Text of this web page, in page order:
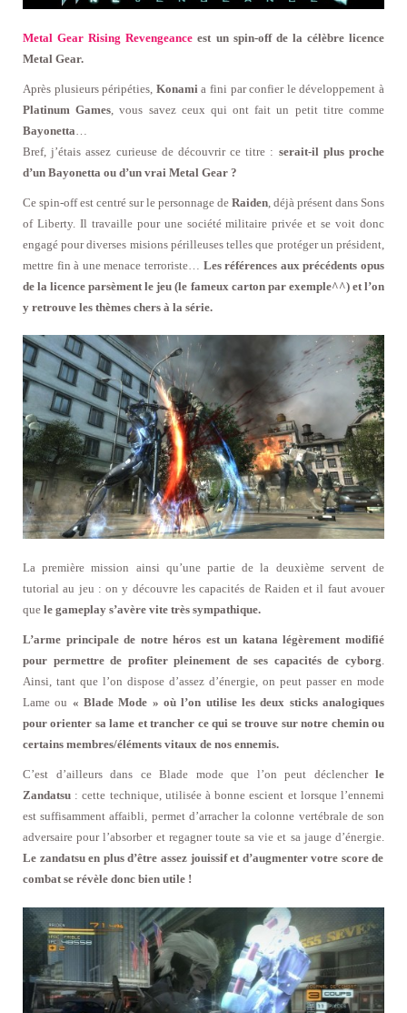
Metal Gear Rising Revengeance est un spin-off de la célèbre licence
Metal Gear.
Après plusieurs péripéties, Konami a fini par confier le développement à
Platinum Games , vous savez ceux qui ont fait un petit titre comme
Bayonetta
Bref, j’étais assez curieuse de découvrir ce titre : serait-il plus proche
d’un Bayonetta ou d’un vrai Metal Gear ?
Ce spin-off est centré sur le personnage de Raiden , déjà présent dans Sons
of Liberty. Il travaille pour une société militaire privée et se voit donc
engagé pour diverses misions périlleuses telles que protéger un président,
mettre fin à une menace terroriste… Les références aux précédents opus
de la licence parsèment le jeu (le fameux carton par exemple^^) et l’on
y retrouve les thèmes chers à la série.
La première mission ainsi qu’une partie de la deuxième servent de
tutorial au jeu : on y découvre les capacités de Raiden et il faut avouer
que le gameplay s’avère vite très sympathique.
L’arme principale de notre héros est un katana légèrement modifié
pour permettre de profiter pleinement de ses capacités de cyborg
Ainsi, tant que l’on dispose d’assez d’énergie, on peut passer en mode
Lame ou « Blade Mode » où l’on utilise les deux sticks analogiques
pour orienter sa lame et trancher ce qui se trouve sur notre chemin ou
certains membres/éléments vitaux de nos ennemis.
C’est d’ailleurs dans ce Blade mode que l’on peut déclencher le
Zandatsu : cette technique, utilisée à bonne escient et lorsque l’ennemi
est suffisamment affaibli, permet d’arracher la colonne vertébrale de son
adversaire pour l’absorber et regagner toute sa vie et sa jauge d’énergie.
Le zandatsu en plus d’être assez jouissif et d’augmenter votre score de
combat se révèle donc bien utile !